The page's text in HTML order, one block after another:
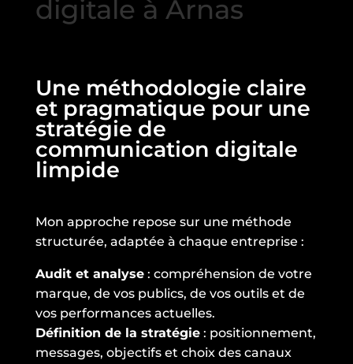
digitale à Arnas
Une méthodologie claire
et pragmatique pour une
stratégie de
communication digitale
limpide
Mon approche repose sur une méthode
structurée, adaptée à chaque entreprise :
Audit et analyse: compréhension de votre
marque, de vos publics, de vos outils et de
vos performances actuelles.
Définition de la stratégie: positionnement,
messages, objectifs et choix des canaux